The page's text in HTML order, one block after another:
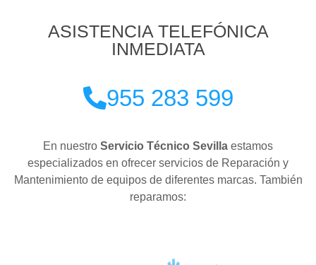
ASISTENCIA TELEFÓNICA
INMEDIATA
955 283 599
En nuestro Servicio Técnico Sevilla estamos
especializados en ofrecer servicios de Reparación y
Mantenimiento de equipos de diferentes marcas. También
reparamos: